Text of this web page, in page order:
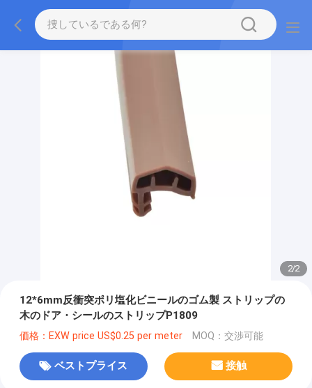
2/2
12*6mm反衝突ポリ塩化ビニールのゴム製 ストリップの
木のドア・シールのストリップP1809
価格：EXW price US$0.25 per meter MOQ：交渉可能
ベストプライス 接触